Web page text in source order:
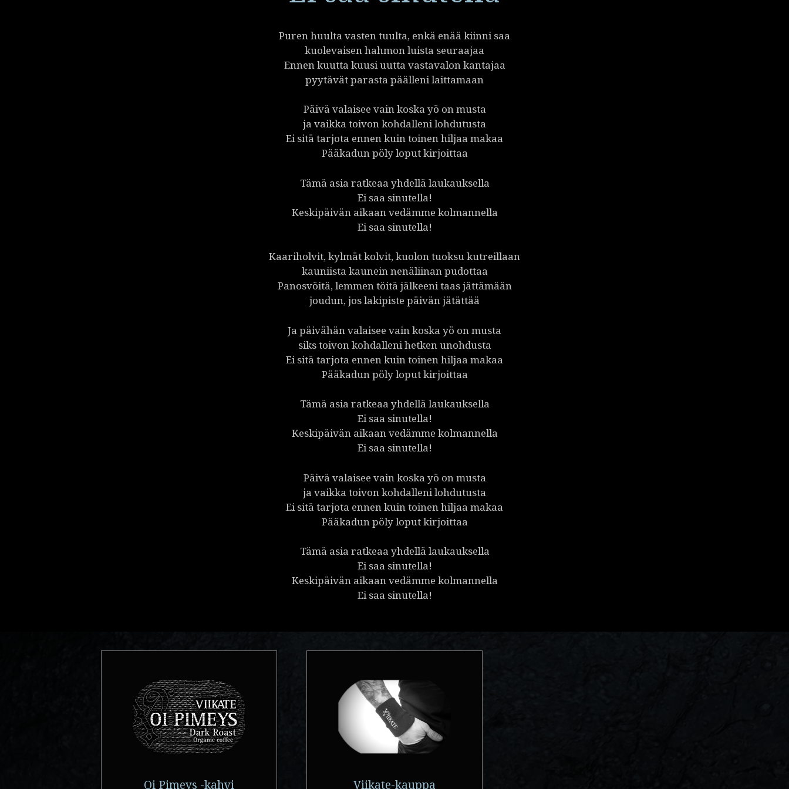
Puren huulta vasten tuulta, enkä enää kiinni saa
kuolevaisen hahmon luista seuraajaa
Ennen kuutta kuusi uutta vastavalon kantajaa
pyytävät parasta päälleni laittamaan
Päivä valaisee vain koska yö on musta
ja vaikka toivon kohdalleni lohdutusta
Ei sitä tarjota ennen kuin toinen hiljaa makaa
Pääkadun pöly loput kirjoittaa
Tämä asia ratkeaa yhdellä laukauksella
Ei saa sinutella!
Keskipäivän aikaan vedämme kolmannella
Ei saa sinutella!
Kaariholvit, kylmät kolvit, kuolon tuoksu kutreillaan
kauniista kaunein nenäliinan pudottaa
Panosvöitä, lemmen töitä jälkeeni taas jättämään
joudun, jos lakipiste päivän jätättää
Ja päivähän valaisee vain koska yö on musta
siks toivon kohdalleni hetken unohdusta
Ei sitä tarjota ennen kuin toinen hiljaa makaa
Pääkadun pöly loput kirjoittaa
Tämä asia ratkeaa yhdellä laukauksella
Ei saa sinutella!
Keskipäivän aikaan vedämme kolmannella
Ei saa sinutella!
Päivä valaisee vain koska yö on musta
ja vaikka toivon kohdalleni lohdutusta
Ei sitä tarjota ennen kuin toinen hiljaa makaa
Pääkadun pöly loput kirjoittaa
Tämä asia ratkeaa yhdellä laukauksella
Ei saa sinutella!
Keskipäivän aikaan vedämme kolmannella
Ei saa sinutella!
Oi Pimeys -kahvi Viikate-kauppa